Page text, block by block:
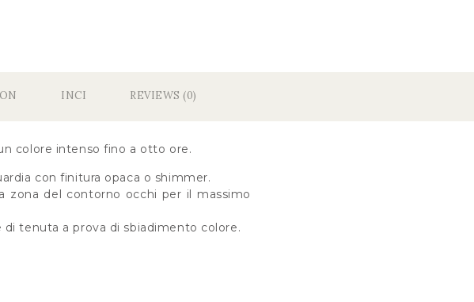
INCI REVIEWS (0)
colore intenso fino a otto ore.
con finitura opaca o shimmer.
zona del contorno occhi per il massimo
tenuta a prova di sbiadimento colore.